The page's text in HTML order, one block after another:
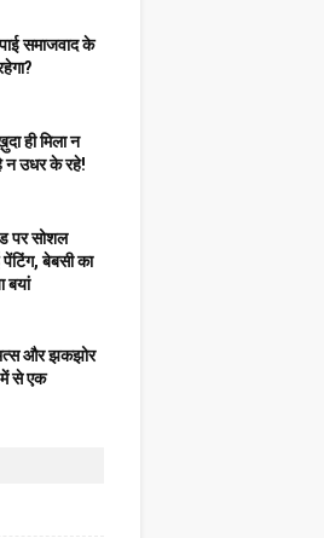
समाजवाद के
ही मिला न
न उधर के रहे!
पर सोशल
पेंटिंग, बेबसी का
बयां
और झकझोर
में से एक